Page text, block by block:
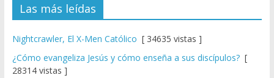
Las más leídas
Nightcrawler, El X-Men Católico [ 34635 vistas ]
¿Cómo evangeliza Jesús y cómo enseña a sus discípulos?[
28314 vistas ]